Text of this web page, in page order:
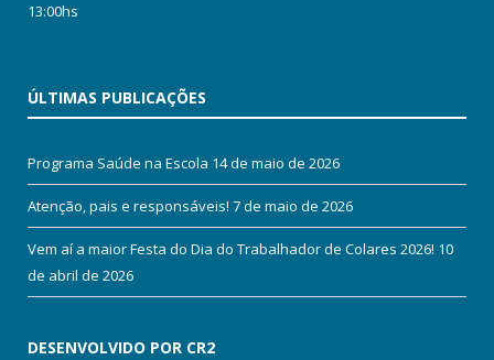
13:00hs
ÚLTIMAS PUBLICAÇÕES
Programa Saúde na Escola 14 de maio de 2026
Atenção, pais e responsáveis! 7 de maio de 2026
Vem aí a maior Festa do Dia do Trabalhador de Colares 2026! 10
de abril de 2026
DESENVOLVIDO POR CR2